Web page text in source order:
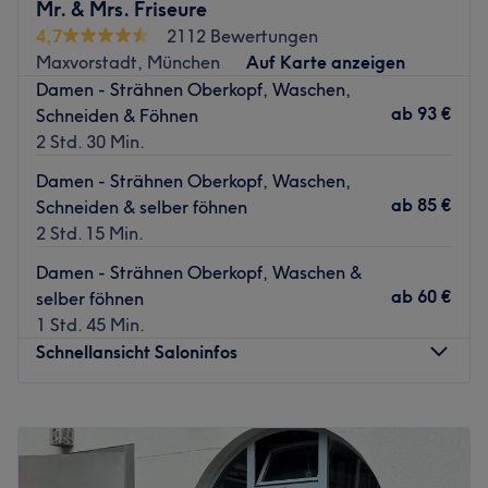
Nächste öffentliche Verkehrsmittel:
Die Bus- und Tramhaltestelle Kurfürstenplatz liegt nur
wenige Meter vom Salon entfernt.
Das Team:
Ausgefallene Colorationen und stylische Haarschnitte
sind die Spezialgebiete des zuvorkommenden Teams.
Neben Deutsch wird hier auch Arabisch und Spanisch
gesprochen.
Atmosphäre: Hell, modern, stilvoll.
Expertise: Haarschnitte und Colorationen.
Produkte und Produktmarken: Natürliche Inhaltsstoffe.
Extras: Nur Barzahlung, kostenlose Getränke, gut mit den
Zurück zur Salonansicht
Mr. & Mrs. Friseure
4,7
2112 Bewertungen
Maxvorstadt, München
Auf Karte anzeigen
Damen - Strähnen Oberkopf, Waschen,
Schneiden & Föhnen
2 Std. 30 Min.
ab 93 €
Damen - Strähnen Oberkopf, Waschen,
Schneiden & selber föhnen
2 Std. 15 Min.
ab 85 €
Damen - Strähnen Oberkopf, Waschen &
selber föhnen
1 Std. 45 Min.
ab 60 €
Schnellansicht Saloninfos
Dienstag
09:00
09:00